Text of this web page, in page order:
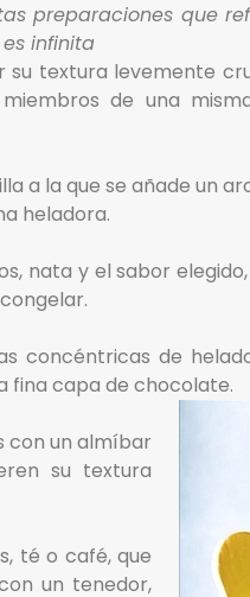
preparaciones que
infinita
su textura levemente
de una
a la que se añade un
heladora.
nata y el sabor
concéntricas de
fina capa de chocolate.
con un almíbar
su textura
té o café, que
un tenedor,